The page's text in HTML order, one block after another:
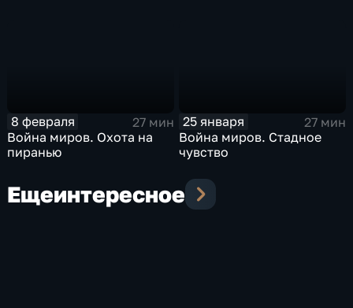
8 февраля
27 мин
Война миров. Охота на
пиранью
25 января
27 мин
Война миров. Стадное
чувство
Ещеинтересное